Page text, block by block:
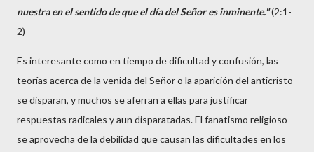
nuestra en el sentido de que el día del Señor es inminente."(2:1-
2)
Es interesante como en tiempo de dificultad y confusión, las
teorías acerca de la venida del Señor o la aparición del anticristo
se disparan, y muchos se aferran a ellas para justificar
respuestas radicales y aun disparatadas. El fanatismo religioso
se aprovecha de la debilidad que causan las dificultades en los